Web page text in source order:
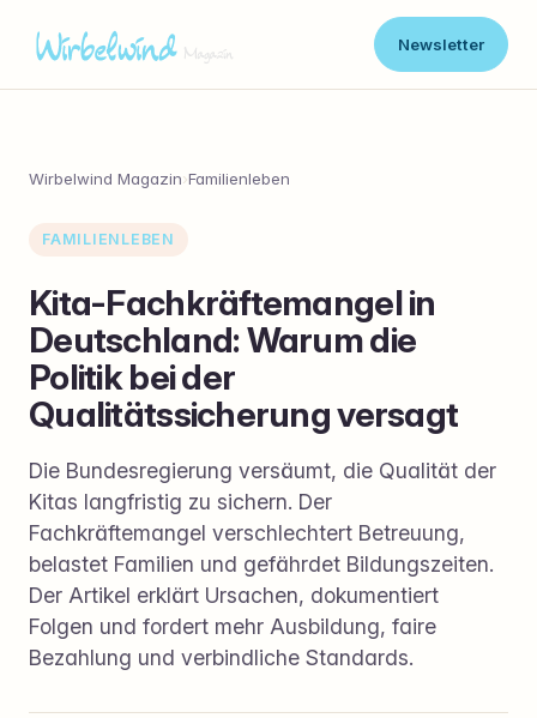
Newsletter
Wirbelwind Magazin›Familienleben
FAMILIENLEBEN
Kita-Fachkräftemangel in
Deutschland: Warum die
Politik bei der
Qualitätssicherung versagt
Die Bundesregierung versäumt, die Qualität der
Kitas langfristig zu sichern. Der
Fachkräftemangel verschlechtert Betreuung,
belastet Familien und gefährdet Bildungszeiten.
Der Artikel erklärt Ursachen, dokumentiert
Folgen und fordert mehr Ausbildung, faire
Bezahlung und verbindliche Standards.